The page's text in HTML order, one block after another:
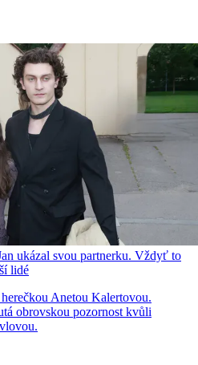
ukázal svou partnerku. Vždyť to
lidé
Anetou Kalertovou.
obrovskou pozornost kvůli